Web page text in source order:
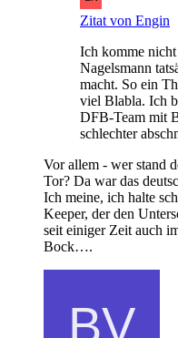
Zitat von Engin
Ich komme
Nagelsmann
macht. So ein
viel Blabla. Ich
DFB-Team mit
schlechter
Vor allem - wer stand
Tor? Da war das
Ich meine, ich halte
Keeper, der den
seit einiger Zeit auch
Bock….